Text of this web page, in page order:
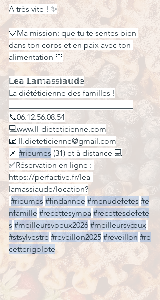
A très vite ! ✨
💙Ma mission: que tu te sentes bien
dans ton corps et en paix avec ton
alimentation 💙
𝕃𝕖𝕒 𝕃𝕒𝕞𝕒𝕤𝕤𝕚𝕒𝕦𝕕𝕖
La diététicienne des familles !
📞06.12.56.08.54
💻www.ll-dieteticienne.com
📧 ll.dieteticienne@gmail.com
📌 #rieumes (31) et à distance 💻
✅Réservation en ligne :
https://perfactive.fr/lea-
lamassiaude/location?
#rieumes #findannee #menudefetes #e
nfamille #recettesympa #recettesdefete
s #meilleursvoeux2026 #meilleursvœux
#stsylvestre #reveillon2025 #reveillon #re
cetterigolote